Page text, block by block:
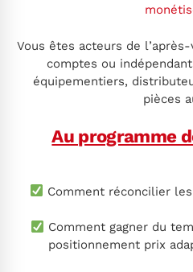
Vous êtes acteurs de
comptes ou
équipementiers,
pièces
Au programme
Comment réconcilier
Comment gagner du
positionnement prix